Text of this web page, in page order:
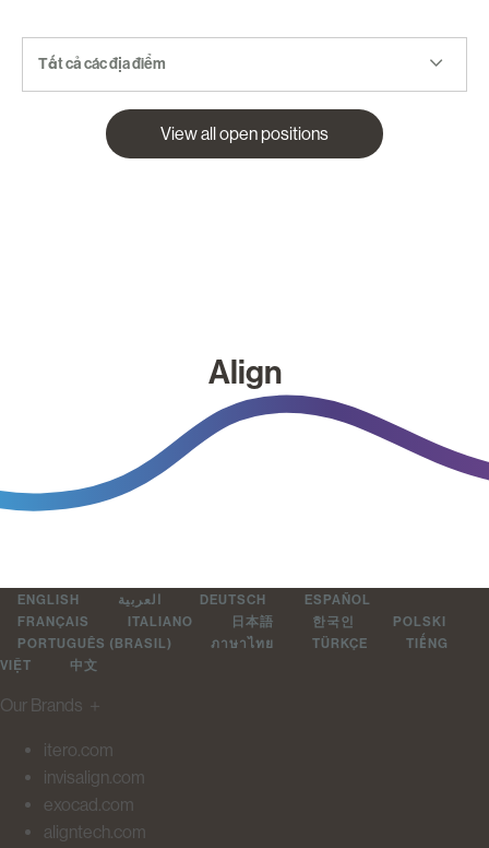
Tất cả các địa điểm
View all open positions
Align
ENGLISH العربية DEUTSCH
ESPAÑOL
FRANÇAIS
ITALIANO 日本語 한국인
POLSKI
PORTUGUÊS (BRASIL)
ภาษาไทย TÜRKÇE
TIẾNG
VIỆT
中文
Our Brands ＋
itero.com
invisalign.com
exocad.com
aligntech.com